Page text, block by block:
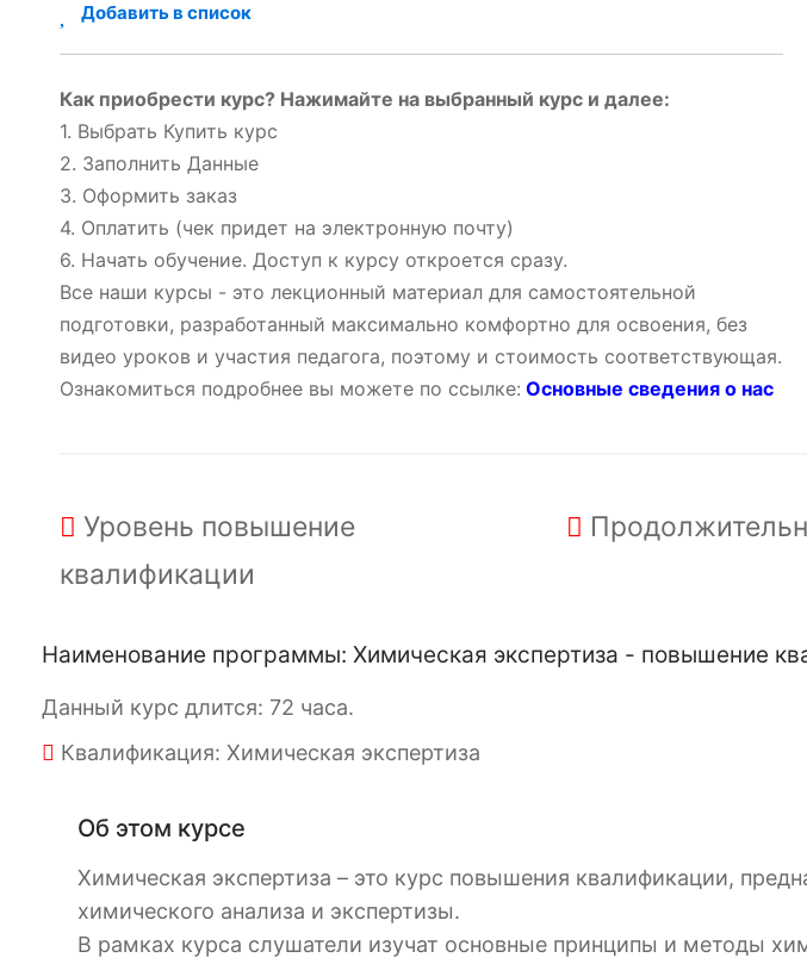
Добавить в список
Как приобрести курс? Нажимайте на выбранный курс и далее:
1. Выбрать Купить курс
2. Заполнить Данные
3. Оформить заказ
4. Оплатить (чек придет на электронную почту)
6. Начать обучение. Доступ к курсу откроется сразу.
Все наши курсы - это лекционный материал для самостоятельной
подготовки, разработанный максимально комфортно для освоения, без
видео уроков и участия педагога, поэтому и стоимость соответствующая.
Ознакомиться подробнее вы можете по ссылке: Основные сведения о нас
Уровень повышение
квалификации
Наименование программы: Химическая экспертиза - повышение
Данный курс длится: 72 часа.
Квалификация: Химическая экспертиза
Об этом курсе
Химическая экспертиза – это курс повышения квалификации,
химического анализа и экспертизы.
В рамках курса слушатели изучат основные принципы и методы